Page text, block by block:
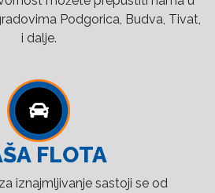
Podgorica, Budva, Tivat,
i dalje.
FLOTA
iznajmljivanje sastoji se od